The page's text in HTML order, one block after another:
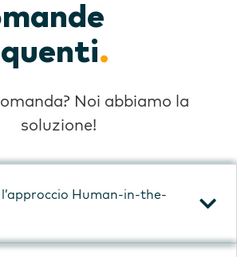
.
Noi abbiamo la
soluzione!
Human-in-the-